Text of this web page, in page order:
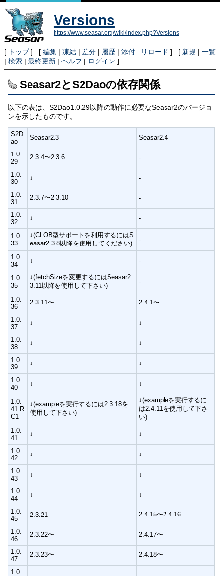
Versions
https://www.seasar.org/wiki/index.php?Versions
[ トップ] [ 編集| 凍結| 差分| 履歴| 添付| リロード ] [ 新規 | 一覧
| 検索| 最終更新| ヘルプ| ログイン ]
Seasar2とS2Daoの依存関係 †
以下の表は、S2Dao1.0.29以降の動作に必要なSeasar2のバージョ
ンを示したものです。
S2D
ao
Seasar2.3 Seasar2.4
1.0.
29
2.3.4〜2.3.6 -
1.0.
30
↓ -
1.0.
31
2.3.7〜2.3.10 -
1.0.
32
↓ -
1.0.
33
↓(CLOB型サポートを利用するにはS
easar2.3.8以降を使用してください)
-
1.0.
34
↓ -
1.0.
35
↓(fetchSizeを変更するにはSeasar2.
3.11以降を使用して下さい)
-
1.0.
36
2.3.11〜 2.4.1〜
1.0.
37
↓ ↓
1.0.
38
↓ ↓
1.0.
39
↓ ↓
1.0.
40
↓ ↓
1.0.
41 R
C1
↓(exampleを実行するには2.3.18を
使用して下さい)
↓(exampleを実行するに
は2.4.11を使用して下さ
い)
1.0.
41
↓ ↓
1.0.
42
↓ ↓
1.0.
43
↓ ↓
1.0.
44
↓ ↓
1.0.
45
2.3.21 2.4.15〜2.4.16
1.0.
46
2.3.22〜 2.4.17〜
1.0.
47
2.3.23〜 2.4.18〜
1.0.